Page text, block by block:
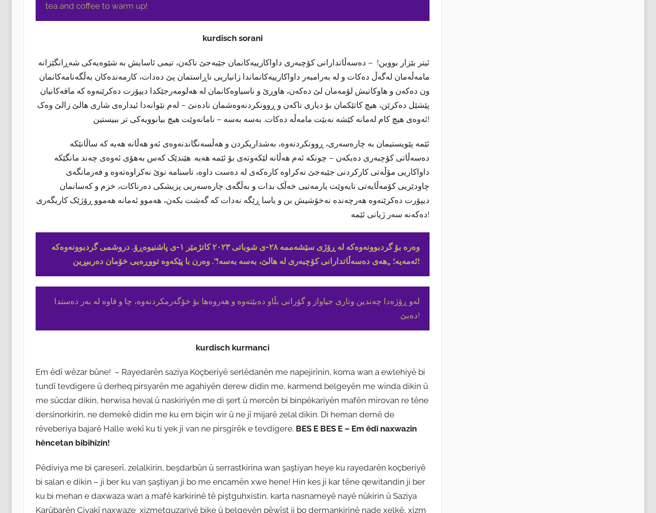
tea and coffee to warm up!
kurdisch sorani
ئیتر بێزار بووین! – دەسەڵاتدارانی کۆچبەری داواکارییەکانمان جێبەجێ ناکەن، تیمی ئاسایش بە شێوەیەکی شەڕانگێزانە
مامەڵەمان لەگەڵ دەکات و لە بەرامبەر داواکارییەکانماندا زانیاریی ناڕاستمان پێ دەدات، کارمەندەکان بەڵگەنامەکانمان
ون دەکەن و هاوکاتیش لۆمەمان لێ دەکەن، هاوڕێ و ناسیاوەکانمان لە هەلومەرجێکدا دیپۆرت دەکرێنەوە کە مافەکانیان
پێشێل دەکرێن، هیچ کاتێکمان بۆ دیاری ناکەن و ڕوونکردنەوەشمان نادەنێ – لەم نێوانەدا ئیدارەی شاری هالێ زالێ وەک
ئەوەی هیچ کام لەمانە کێشە نەبێت مامەڵە دەکات. بەسە بەسە – نامانەوێت هیچ بیانوویەکی تر ببیستین!
ئێمە پێویستیمان بە چارەسەری، ڕوونکردنەوە، بەشداریکردن و هەڵسەنگاندنەوەی ئەو هەڵانە هەیە کە ساڵانێکە
دەسەڵاتی کۆچبەری دەیکەن – چونکە ئەم هەڵانە لێکەوتەی بۆ ئێمە هەیە. هێندێک کەس بەهۆی ئەوەی چەند مانگێکە
داواکاریی مۆڵەتی کارکردنی جێبەجێ نەکراوە کارەکەی لە دەست داوە، ناسنامە نوێ نەکراوەتەوە و فەرمانگەی
چاودێریی کۆمەڵایەتی نایەوێت یارمەتیی خەڵک بدات و بەڵگەی چارەسەریی پزیشکی دەرناکات، خزم و کەسانمان
دیپۆرت دەکرێنەوە هەرچەندە نەخۆشیش بن و یاسا ڕێگە نەدات کە گەشت بکەن، هەموو ئەمانە هەموو ڕۆژێک کاریگەری
دەکەنە سەر ژیانی ئێمە!
وەرە بۆ گردبوونەوەکە لە ڕۆژی سێشەممە ٢٨-ی شوباتی ٢٠٢٣ کاتژمێر ١-ی پاشنیوەڕۆ. دروشمی گردبوونەوەکە
ئەمەیە؛ „هەی دەسەڵاتدارانی کۆچبەری لە هالێ، بەسە بەسە!“. وەرن با پێکەوە تووڕەیی خۆمان دەرببڕین!
لەو ڕۆژەدا چەندین وتاری جیاواز و گۆرانی بڵاو دەبێتەوە و هەروەها بۆ خۆگەرمکردنەوە، چا و قاوە لە بەر دەستدا
دەبێ!
kurdisch kurmanci
Em êdî wêzar bûne! – Rayedarên saziya Koçberiyê serlêdanên me napejirînin, koma wan a ewlehiyê bi
tundî tevdigere û derheq pirsyarên me agahiyên derew didin me, karmend belgeyên me winda dikin û
me sûcdar dikin, herwisa heval û naskiriyên me di şert û mercên bi binpêkariyên mafên mirovan re têne
dersînorkirin, ne demekê didin me ku em biçin wir û ne jî mijarê zelal dikin. Di heman demê de
rêveberiya bajarê Halle wekî ku ti yek ji van ne pirsgirêk e tevdigere. BES E BES E – Em êdî naxwazin
hêncetan bibihîzin!
Pêdiviya me bi çareserî, zelalkirin, beşdarbûn û serrastkirina wan şaştiyan heye ku rayedarên koçberiyê
bi salan e dikin – ji ber ku van şaştiyan ji bo me encamên xwe hene! Hin kes ji kar têne qewitandin ji ber
ku bi mehan e daxwaza wan a mafê karkirinê tê piştguhxistin, karta nasnameyê nayê nûkirin û Saziya
Karûbarên Civakî naxwaze xizmetguzariyê bike û belgeyên pêwîst ji bo dermankirinê nade xelkê, xizm